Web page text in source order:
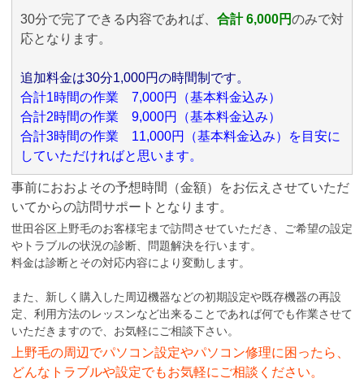
30分で完了できる内容であれば、 合計 6,000円のみで対
応となります。
追加料金は30分1,000円の時間制です。
合計1時間の作業 7,000円（基本料金込み）
合計2時間の作業 9,000円（基本料金込み）
合計3時間の作業 11,000円（基本料金込み）を目安に
していただければと思います。
事前におおよその予想時間（金額）をお伝えさせていただ
いてからの訪問サポートとなります。
世田谷区上野毛のお客様宅まで訪問させていただき、ご希望の設定
やトラブルの状況の診断、問題解決を行います。
料金は診断とその対応内容により変動します。
また、新しく購入した周辺機器などの初期設定や既存機器の再設
定、利用方法のレッスンなど出来ることであれば何でも作業させて
いただきますので、お気軽にご相談下さい。
上野毛の周辺でパソコン設定やパソコン修理に困ったら、
どんなトラブルや設定でもお気軽にご相談ください。